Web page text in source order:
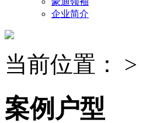
企业简介
当前位置： >
案例户型